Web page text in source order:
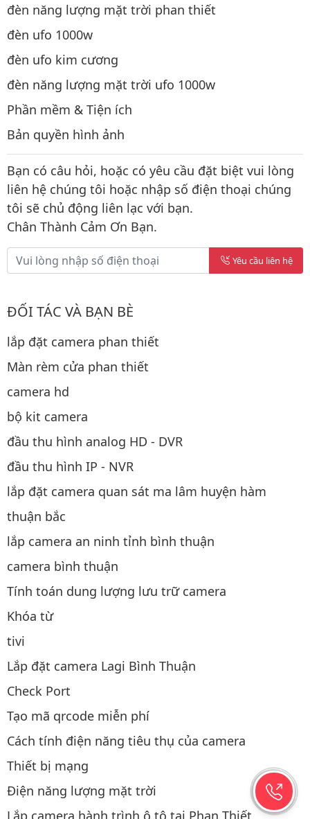
đèn năng lượng mặt trời phan thiết
đèn ufo 1000w
đèn ufo kim cương
đèn năng lượng mặt trời ufo 1000w
Phần mềm & Tiện ích
Bản quyền hình ảnh
Bạn có câu hỏi, hoặc có yêu cầu đặt biệt vui lòng
liên hệ chúng tôi hoặc nhập số điện thoại chúng
tôi sẽ chủ động liên lạc với bạn.
Chân Thành Cảm Ơn Bạn.
Yêu cầu liên hệ
ĐỐI TÁC VÀ BẠN BÈ
lắp đặt camera phan thiết
Màn rèm cửa phan thiết
camera hd
bộ kit camera
đầu thu hình analog HD - DVR
đầu thu hình IP - NVR
lắp đặt camera quan sát ma lâm huyện hàm
thuận bắc
lắp camera an ninh tỉnh bình thuận
camera bình thuận
Tính toán dung lượng lưu trữ camera
Khóa từ
tivi
Lắp đặt camera Lagi Bình Thuận
Check Port
Tạo mã qrcode miễn phí
Cách tính điện năng tiêu thụ của camera
Thiết bị mạng
Điện năng lượng mặt trời
Lắp camera hành trình ô tô tại Phan Thiết